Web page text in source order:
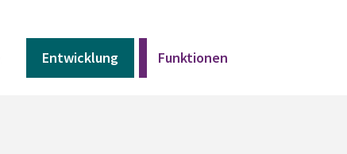
Entwicklung Funktionen